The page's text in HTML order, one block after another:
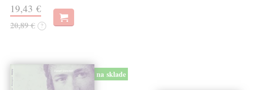
19,43 €
20,89 € ?
na sklade